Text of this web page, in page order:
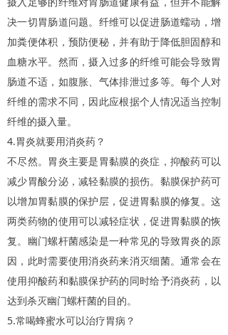
摄入足够的纤维对胃肠道健康有益，但并不能解
决一切胃肠道问题。纤维可以促进肠道蠕动，增
加粪便体积，预防便秘，并有助于降低胆固醇和
血糖水平。然而，摄入过多的纤维可能会导致胃
肠道不适，如腹胀、气体排泄过多等。每个人对
纤维的需求不同，因此应根据个人情况适当控制
纤维的摄入量。
4. 胃炎就要用消炎药？
不尽然。胃炎主要是胃黏膜的炎症，抑酸药可以
减少胃酸分泌，减轻黏膜的损伤。黏膜保护药可
以增加胃黏膜的保护层，促进胃黏膜的修复。这
两类药物的使用可以减轻症状，促进胃黏膜的恢
复。幽门螺杆菌感染是一种常见的导致胃炎的原
因，此时需要使用消炎药来消灭细菌。通常会在
使用抑酸药和黏膜保护药的同时给予消炎药，以
达到杀灭幽门螺杆菌的目的。
5.常喝蜂蜜水可以治疗胃病？